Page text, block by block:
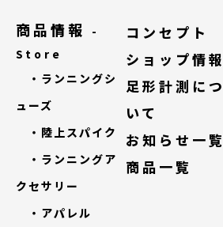
商品情報
-
Store
・ランニングシ
ューズ
・陸上スパイク
・ランニングア
クセサリー
・アパレル
コンセプト
ショップ情報
足形計測につ
いて
お知らせ一覧
商品一覧